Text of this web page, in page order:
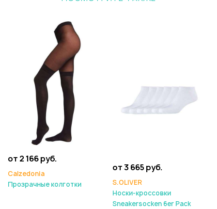
от 2 166 руб.
Calzedonia
Прозрачные колготки
от 3 665 руб.
S.OLIVER
Носки-кроссовки
Sneakersocken 6er Pack